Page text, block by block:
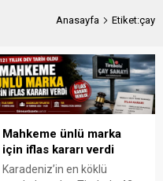
Anasayfa Etiket:çay
Mahkeme ünlü marka
için iflas kararı verdi
Karadeniz’in en köklü